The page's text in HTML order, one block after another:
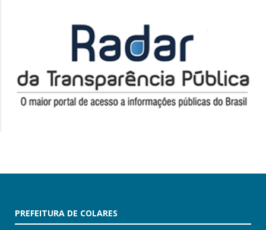
PREFEITURA DE COLARES